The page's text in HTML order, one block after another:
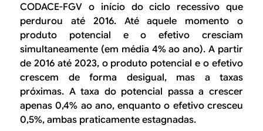
CODACE-FGV o início do ciclo recessivo que
perdurou até 2016. Até aquele momento o
produto potencial e o efetivo cresciam
simultaneamente (em média 4% ao ano). A partir
de 2016 até 2023, o produto potencial e o efetivo
crescem de forma desigual, mas a taxas
próximas. A taxa do potencial passa a crescer
apenas 0,4% ao ano, enquanto o efetivo cresceu
0,5%, ambas praticamente estagnadas.